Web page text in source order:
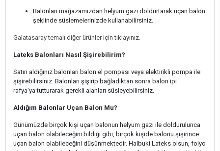
Balonları mağazamızdan helyum gazı doldurtarak uçan balon
şeklinde süslemelerinizde kullanabilirsiniz.
Galatasaray temalı diğer ürünler için tıklayınız.
Lateks Balonları Nasıl Şişirebilirim?
Satın aldığınız balonları balon el pompası veya elektirikli pompa ile
şişirebilirsiniz. Balonları şişirip bağladıktan sonra balon ipi
rafya’ya tutturarak gerekli alanları süsleyebilirsiniz.
Aldığım Balonlar Uçan Balon Mu?
Günümüzde birçok kişi uçan balonun helyum gazı ile doldurulunca
uçan balon olabileceğini bildiği gibi, birçok kişide balonu şişirince
uçan balon olabileceğini düşünmektedir. Halbuki Lateks olsun, folyo